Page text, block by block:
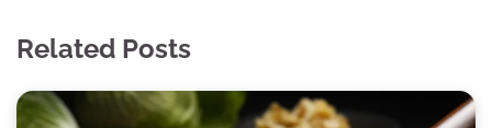
Related Posts